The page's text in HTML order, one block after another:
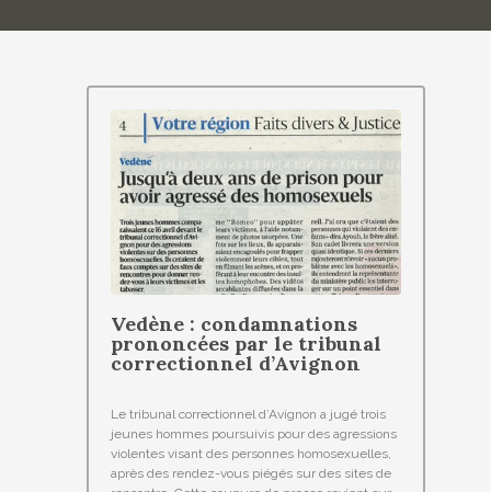
Vedène : condamnations
prononcées par le tribunal
correctionnel d’Avignon
Le tribunal correctionnel d’Avignon a jugé trois
jeunes hommes poursuivis pour des agressions
violentes visant des personnes homosexuelles,
après des rendez-vous piégés sur des sites de